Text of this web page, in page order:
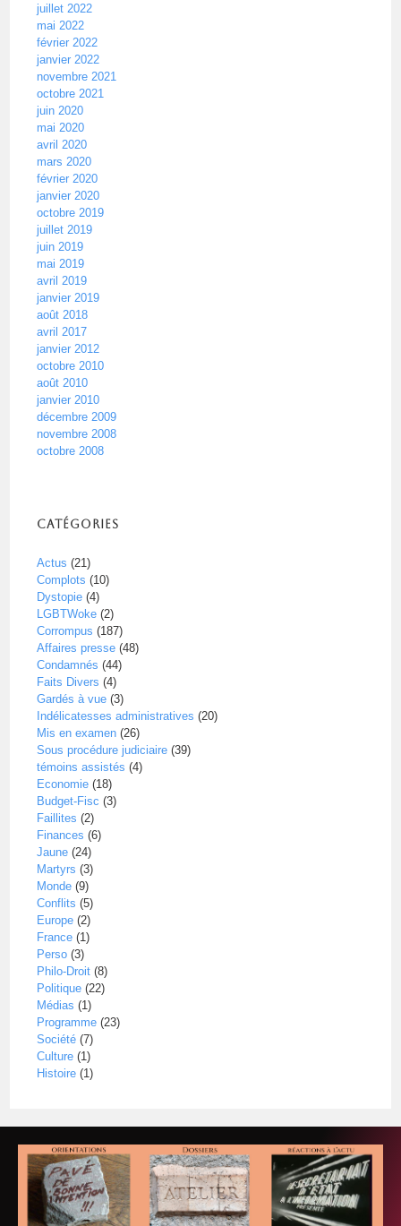
juillet 2022
mai 2022
février 2022
janvier 2022
novembre 2021
octobre 2021
juin 2020
mai 2020
avril 2020
mars 2020
février 2020
janvier 2020
octobre 2019
juillet 2019
juin 2019
mai 2019
avril 2019
janvier 2019
août 2018
avril 2017
janvier 2012
octobre 2010
août 2010
janvier 2010
décembre 2009
novembre 2008
octobre 2008
Catégories
Actus (21)
Complots (10)
Dystopie (4)
LGBTWoke (2)
Corrompus (187)
Affaires presse (48)
Condamnés (44)
Faits Divers (4)
Gardés à vue (3)
Indélicatesses administratives (20)
Mis en examen (26)
Sous procédure judiciaire (39)
témoins assistés (4)
Economie (18)
Budget-Fisc (3)
Faillites (2)
Finances (6)
Jaune (24)
Martyrs (3)
Monde (9)
Conflits (5)
Europe (2)
France (1)
Perso (3)
Philo-Droit (8)
Politique (22)
Médias (1)
Programme (23)
Société (7)
Culture (1)
Histoire (1)